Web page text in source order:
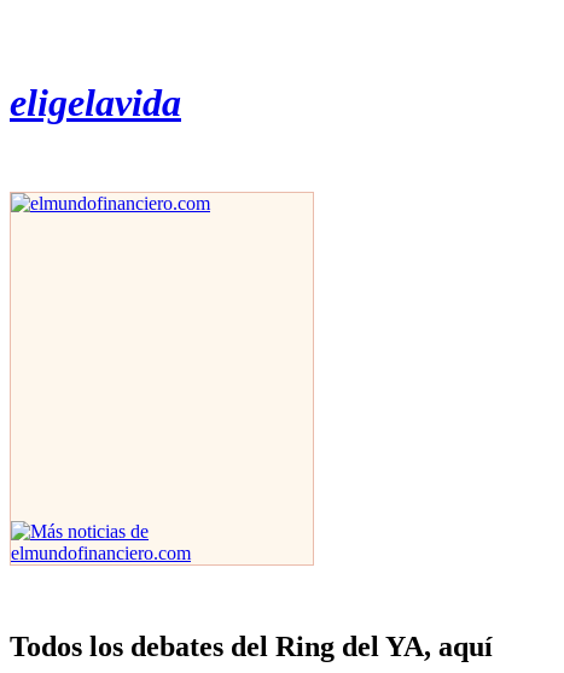
eligelavida
Todos los debates del Ring del YA, aquí